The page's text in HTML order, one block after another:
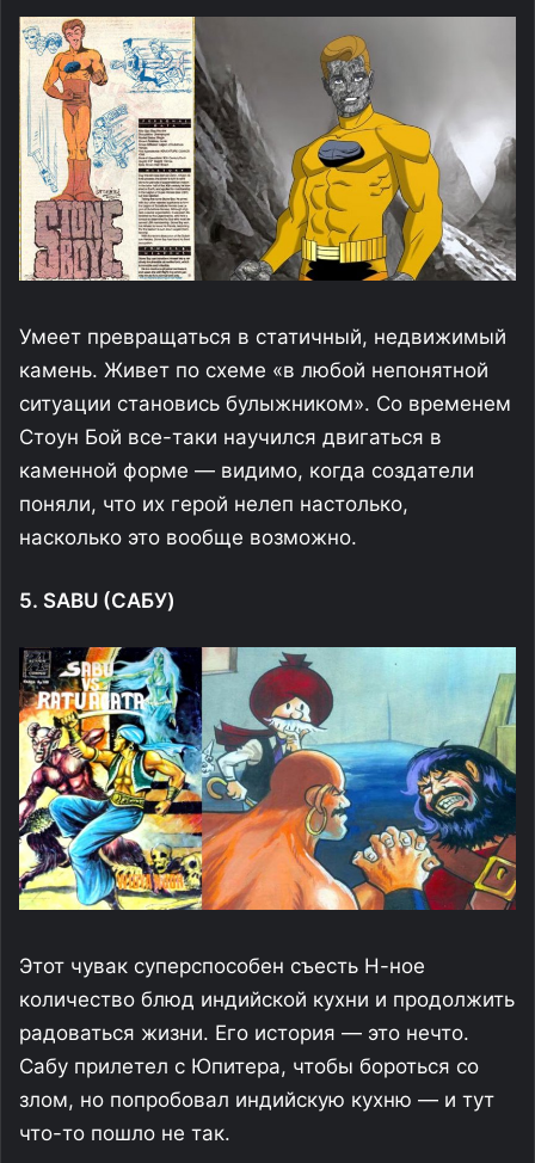
Умеет превращаться в статичный, недвижимый
камень. Живет по схеме «в любой непонятной
ситуации становись булыжником». Со временем
Стоун Бой все-таки научился двигаться в
каменной форме — видимо, когда создатели
поняли, что их герой нелеп настолько,
насколько это вообще возможно.
5. SABU (САБУ)
Этот чувак суперспособен съесть Н-ное
количество блюд индийской кухни и продолжить
радоваться жизни. Его история — это нечто.
Сабу прилетел с Юпитера, чтобы бороться со
злом, но попробовал индийскую кухню — и тут
что-то пошло не так.